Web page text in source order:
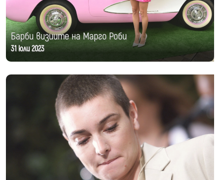
Барби визиите на Марго Роби
31 юли 2023